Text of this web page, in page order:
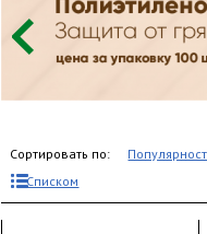
Сортировать по:
Списком